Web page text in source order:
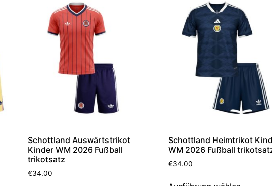
Schottland Auswärtstrikot
Kinder WM 2026 Fußball
trikotsatz
€34.00
Schottland Heimtrikot
WM 2026 Fußball
€34.00